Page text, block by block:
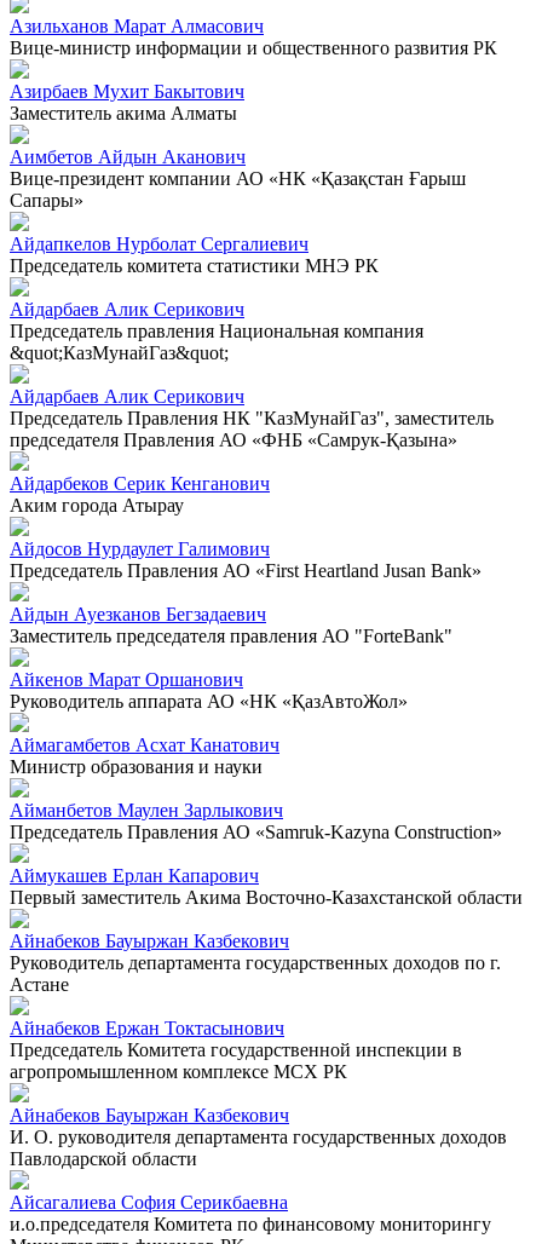
Азильханов Марат Алмасович
Вице-министр информации и общественного развития РК
Азирбаев Мухит Бакытович
Заместитель акима Алматы
Аимбетов Айдын Аканович
Вице-президент компании АО «НК «Қазақстан Ғарыш
Сапары»
Айдапкелов Нурболат Сергалиевич
Председатель комитета статистики МНЭ РК
Айдарбаев Алик Серикович
Председатель правления Национальная компания
&quot;КазМунайГаз&quot;
Айдарбаев Алик Серикович
Председатель Правления НК "КазМунайГаз", заместитель
председателя Правления АО «ФНБ «Самрук-Қазына»
Айдарбеков Серик Кенганович
Аким города Атырау
Айдосов Нурдаулет Галимович
Председатель Правления АО «First Heartland Jusan Bank»
Айдын Ауезканов Бегзадаевич
Заместитель председателя правления АО "ForteBank"
Айкенов Марат Оршанович
Руководитель аппарата АО «НК «ҚазАвтоЖол»
Аймагамбетов Асхат Канатович
Министр образования и науки
Айманбетов Маулен Зарлыкович
Председатель Правления АО «Samruk-Kazyna Construction»
Аймукашев Ерлан Капарович
Первый заместитель Акима Восточно-Казахстанской области
Айнабеков Бауыржан Казбекович
Руководитель департамента государственных доходов по г.
Астане
Айнабеков Ержан Токтасынович
Председатель Комитета государственной инспекции в
агропромышленном комплексе МСХ РК
Айнабеков Бауыржан Казбекович
И. О. руководителя департамента государственных доходов
Павлодарской области
Айсагалиева София Серикбаевна
и.о.председателя Комитета по финансовому мониторингу